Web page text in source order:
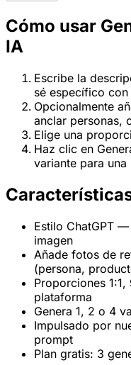
Cómo usar
IA
Escribe la
sé específico
Opcionalmente
anclar personas,
Elige una
Haz clic en
variante para
Estilo ChatGPT
imagen
Añade fotos de
(persona,
Proporciones
plataforma
Genera 1, 2 o 4
Impulsado por
prompt
Plan gratis: 3